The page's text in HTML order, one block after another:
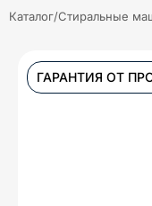
Каталог/Стиральные
ГАРАНТИЯ ОТ